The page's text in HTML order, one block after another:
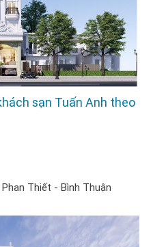
sạn Tuấn Anh theo
Thiết - Bình Thuận